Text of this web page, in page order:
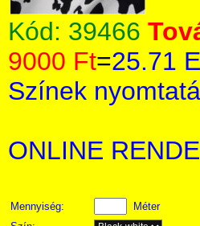
Kód: 39466
9000 Ft=25.71
Színek
ONLINE
Mennyiség:
Méter